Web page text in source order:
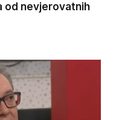
od nevjerovatnih